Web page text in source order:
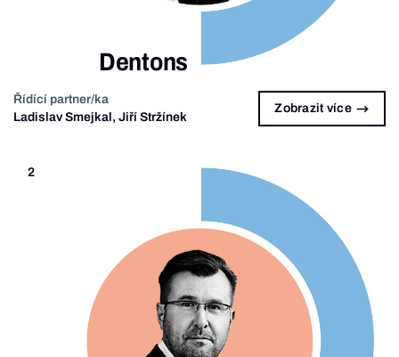
Dentons
Řídící partner/ka
Ladislav Smejkal, Jiří Stržínek
Zobrazit více
2